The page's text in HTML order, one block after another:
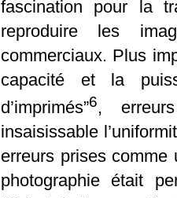
fascination pour la
reproduire les
commerciaux. Plus
capacité et la
d’imprimés”6,
insaisissable
erreurs prises comme
photographie était